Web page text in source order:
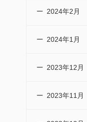
2024年2月
2024年1月
2023年12月
2023年11月